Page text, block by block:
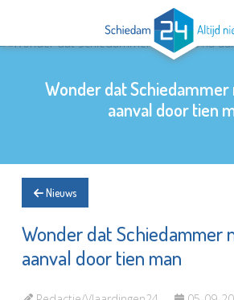
Wonder dat
aanval door tien
Nieuws
Wonder dat Schiedammer
aanval door tien man